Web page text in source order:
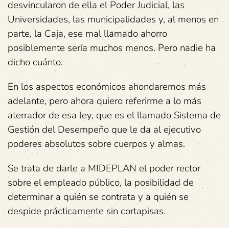
desvincularon de ella el Poder Judicial, las
Universidades, las municipalidades y, al menos en
parte, la Caja, ese mal llamado ahorro
posiblemente sería muchos menos. Pero nadie ha
dicho cuánto.
En los aspectos económicos ahondaremos más
adelante, pero ahora quiero referirme a lo más
aterrador de esa ley, que es el llamado Sistema de
Gestión del Desempeño que le da al ejecutivo
poderes absolutos sobre cuerpos y almas.
Se trata de darle a MIDEPLAN el poder rector
sobre el empleado público, la posibilidad de
determinar a quién se contrata y a quién se
despide prácticamente sin cortapisas.